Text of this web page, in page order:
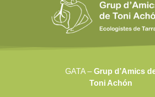
GATA – Grup d’Amics
Toni Achón